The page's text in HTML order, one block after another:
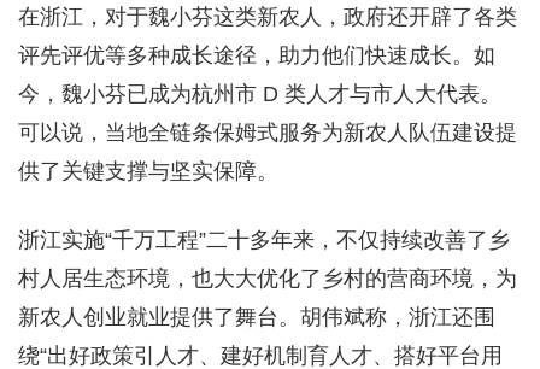
在浙江，对于魏小芬这类新农人，政府还开辟了各类
评先评优等多种成长途径，助力他们快速成长。如
今，魏小芬已成为杭州市 D 类人才与市人大代表。
可以说，当地全链条保姆式服务为新农人队伍建设提
供了关键支撑与坚实保障。
浙江实施“千万工程”二十多年来，不仅持续改善了乡
村人居生态环境，也大大优化了乡村的营商环境，为
新农人创业就业提供了舞台。胡伟斌称，浙江还围
绕“出好政策引人才、建好机制育人才、搭好平台用